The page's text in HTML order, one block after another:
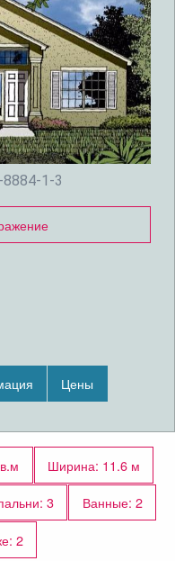
1-3
Цены
Ширина: 11.6 м
3
Ванные: 2
2